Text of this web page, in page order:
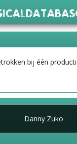
bij één
Danny Zuko